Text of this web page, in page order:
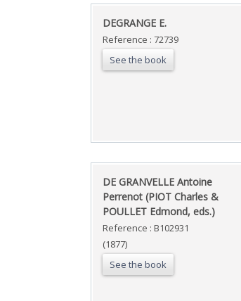
‎DEGRANGE E.‎
Reference : 72739
See the book
‎DE GRANVELLE Antoine
Perrenot (PIOT Charles &
POULLET Edmond, eds.)‎
Reference : B102931
(1877)
See the book